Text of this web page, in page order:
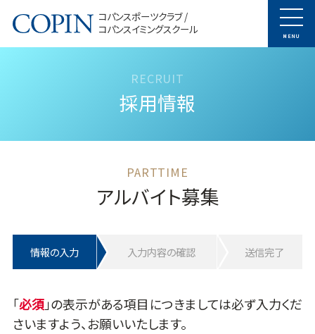
コパンスポーツクラブ /
コパンスイミングスクール
MENU
採用情報
アルバイト募集
情報の入力 入力内容の確認 送信完了
「
」の表示がある項目につきましては必ず入力くだ
さいますよう、お願いいたします。